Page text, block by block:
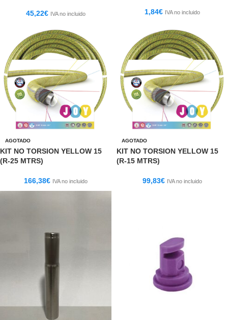
45,22€ IVA no incluido 1,84€ IVA no incluido
AGOTADO
KIT NO TORSION YELLOW 15
(R-25 MTRS)
166,38€ IVA no incluido
AGOTADO
KIT NO TORSION YELLOW 15
(R-15 MTRS)
99,83€ IVA no incluido